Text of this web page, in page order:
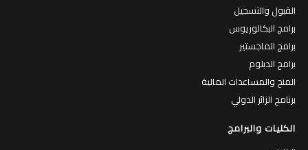
القبول والتسجيل
برامج البكالوريوس
برامج الماجستير
برامج الدبلوم
المنح والمساعدات المالية
برنامج الزائر الدولي
الكليات والبرامج